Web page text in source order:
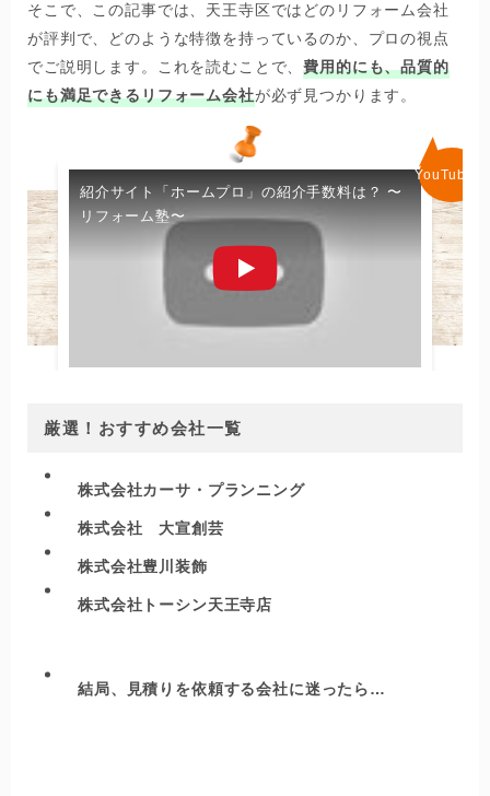
そこで、この記事では、天王寺区ではどのリフォーム会社
が評判で、どのような特徴を持っているのか、プロの視点
でご説明します。これを読むことで、費用的にも、品質的
にも満足できるリフォーム会社が必ず見つかります。
紹介サイト「ホームプロ」の紹介手数料は？ 〜
リフォーム塾〜
厳選！おすすめ会社一覧
株式会社カーサ・プランニング
株式会社 大宣創芸
株式会社豊川装飾
株式会社トーシン天王寺店
結局、見積りを依頼する会社に迷ったら…